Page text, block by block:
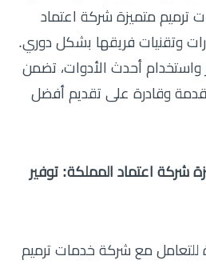
ترميم متميزة شركة اعتماد
وتقنيات فريقها بشكل دوري.
واستخدام أحدث الأدوات، تضمن
وقادرة على تقديم أفضل
شركة اعتماد المملكة: توفير
للتعامل مع شركة خدمات ترميم